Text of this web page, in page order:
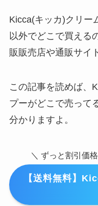
Kicca(キッカ)クリー
以外でどこで買える
販販売店や通販サイ
この記事を読めば、
プーがどこで売って
分かりますよ。
＼ ずっと割引価
【送料無料】